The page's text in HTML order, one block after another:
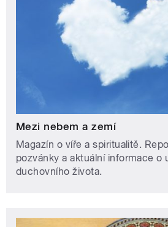
Mezi nebem a zemí
Magazín o víře a spiritualitě.
pozvánky a aktuální informace o
duchovního života.